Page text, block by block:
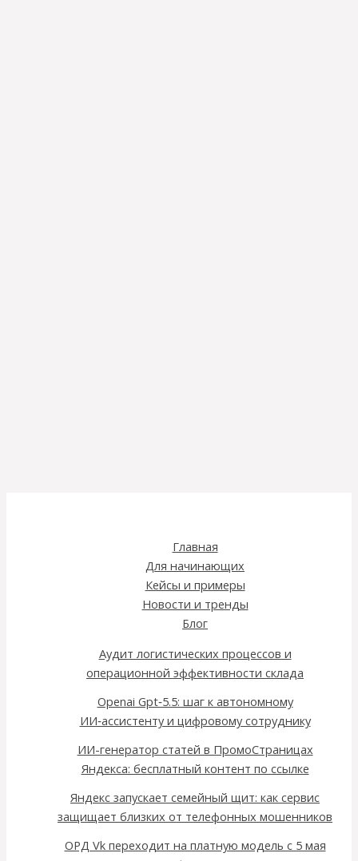
Главная
Для начинающих
Кейсы и примеры
Новости и тренды
Блог
Аудит логистических процессов и
операционной эффективности склада
Openai Gpt‑5.5: шаг к автономному
ИИ‑ассистенту и цифровому сотруднику
ИИ-генератор статей в ПромоСтраницах
Яндекса: бесплатный контент по ссылке
Яндекс запускает семейный щит: как сервис
защищает близких от телефонных мошенников
ОРД Vk переходит на платную модель с 5 мая